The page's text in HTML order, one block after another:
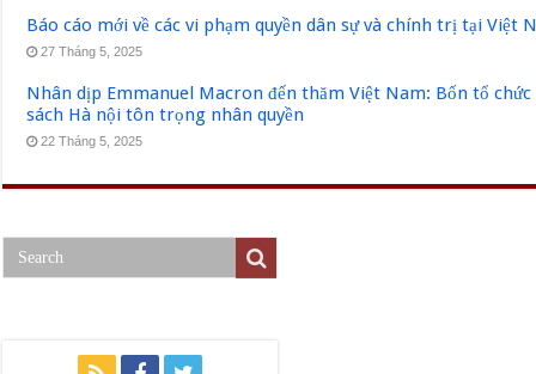
Báo cáo mới về các vi phạm quyền dân sự và chính trị tại Việt
27 Tháng 5, 2025
Nhân dịp Emmanuel Macron đến thăm Việt Nam: Bốn tổ
sách Hà nội tôn trọng nhân quyền
22 Tháng 5, 2025